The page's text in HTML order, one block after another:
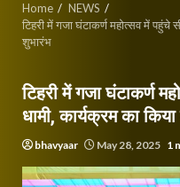
Home
NEWS
टिहरी में गजा घंटाकर्ण महोत्सव में पहुंचे
शुभारंभ
टिहरी में गजा घंटाकर्ण
धामी, कार्यक्रम का
bhavyaar May 28, 2025 1